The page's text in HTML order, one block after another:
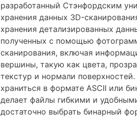
разработанный Стэнфордским
хранения данных 3D-
хранения детализированных
полученных с помощью
сканирования, включая
вершины, такую как цвета,
текстур и нормали
храниться в формате ASCII или
делает файлы гибкими и
достаточно выбрать бинарный